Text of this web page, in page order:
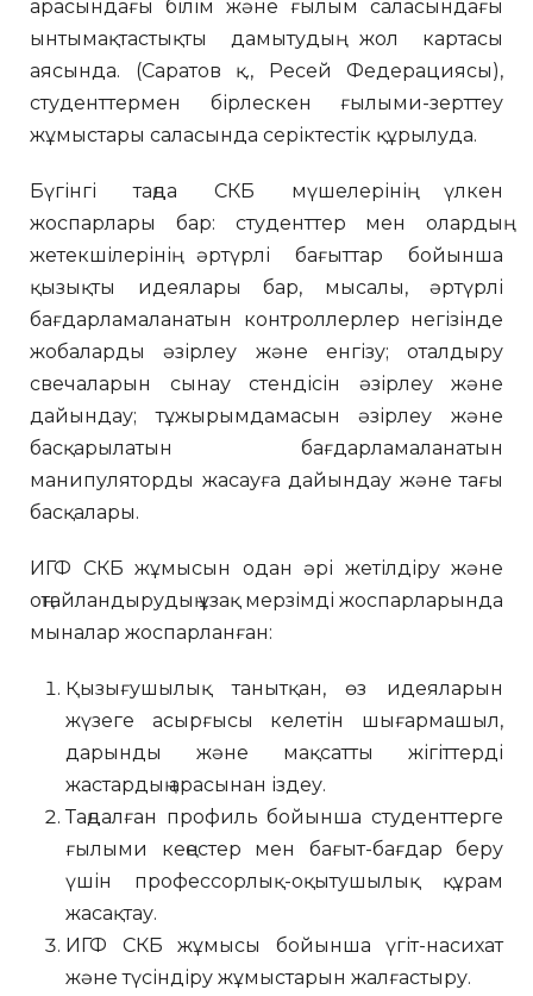
арасындағы білім және ғылым саласындағы
ынтымақтастықты дамытудың жол картасы
аясында. (Саратов қ., Ресей Федерациясы),
студенттермен бірлескен ғылыми-зерттеу
жұмыстары саласында серіктестік құрылуда.
Бүгінгі таңда СКБ мүшелерінің үлкен
жоспарлары бар: студенттер мен олардың
жетекшілерінің әртүрлі бағыттар бойынша
қызықты идеялары бар, мысалы, әртүрлі
бағдарламаланатын контроллерлер негізінде
жобаларды әзірлеу және енгізу; оталдыру
свечаларын сынау стендісін әзірлеу және
дайындау; тұжырымдамасын әзірлеу және
басқарылатын бағдарламаланатын
манипуляторды жасауға дайындау және тағы
басқалары.
ИГФ СКБ жұмысын одан әрі жетілдіру және
оңтайландырудың ұзақ мерзімді жоспарларында
мыналар жоспарланған:
Қызығушылық танытқан, өз идеяларын
жүзеге асырғысы келетін шығармашыл,
дарынды және мақсатты жігіттерді
жастардың арасынан іздеу.
Таңдалған профиль бойынша студенттерге
ғылыми кеңестер мен бағыт-бағдар беру
үшін профессорлық-оқытушылық құрам
жасақтау.
ИГФ СКБ жұмысы бойынша үгіт-насихат
және түсіндіру жұмыстарын жалғастыру.